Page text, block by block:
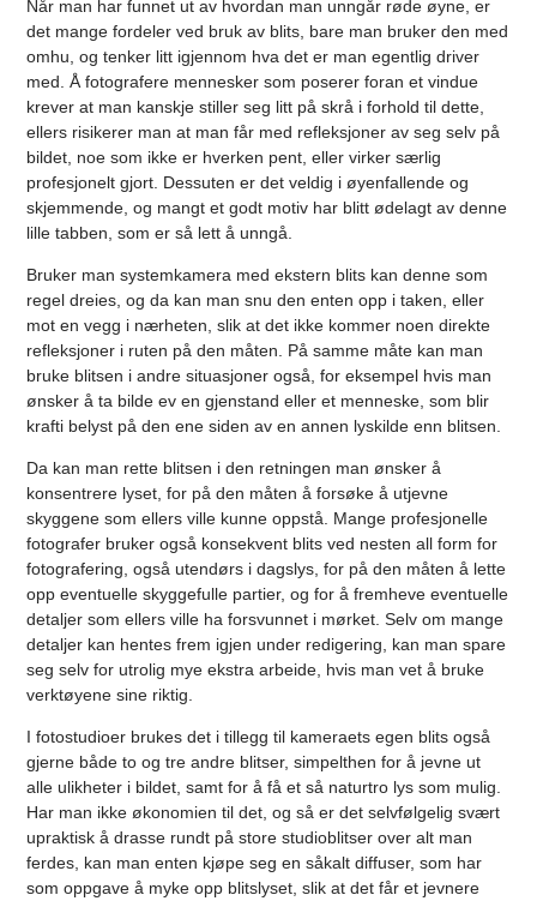
Når man har funnet ut av hvordan man unngår røde øyne, er
det mange fordeler ved bruk av blits, bare man bruker den med
omhu, og tenker litt igjennom hva det er man egentlig driver
med. Å fotografere mennesker som poserer foran et vindue
krever at man kanskje stiller seg litt på skrå i forhold til dette,
ellers risikerer man at man får med refleksjoner av seg selv på
bildet, noe som ikke er hverken pent, eller virker særlig
profesjonelt gjort. Dessuten er det veldig i øyenfallende og
skjemmende, og mangt et godt motiv har blitt ødelagt av denne
lille tabben, som er så lett å unngå.
Bruker man systemkamera med ekstern blits kan denne som
regel dreies, og da kan man snu den enten opp i taken, eller
mot en vegg i nærheten, slik at det ikke kommer noen direkte
refleksjoner i ruten på den måten. På samme måte kan man
bruke blitsen i andre situasjoner også, for eksempel hvis man
ønsker å ta bilde ev en gjenstand eller et menneske, som blir
krafti belyst på den ene siden av en annen lyskilde enn blitsen.
Da kan man rette blitsen i den retningen man ønsker å
konsentrere lyset, for på den måten å forsøke å utjevne
skyggene som ellers ville kunne oppstå. Mange profesjonelle
fotografer bruker også konsekvent blits ved nesten all form for
fotografering, også utendørs i dagslys, for på den måten å lette
opp eventuelle skyggefulle partier, og for å fremheve eventuelle
detaljer som ellers ville ha forsvunnet i mørket. Selv om mange
detaljer kan hentes frem igjen under redigering, kan man spare
seg selv for utrolig mye ekstra arbeide, hvis man vet å bruke
verktøyene sine riktig.
I fotostudioer brukes det i tillegg til kameraets egen blits også
gjerne både to og tre andre blitser, simpelthen for å jevne ut
alle ulikheter i bildet, samt for å få et så naturtro lys som mulig.
Har man ikke økonomien til det, og så er det selvfølgelig svært
upraktisk å drasse rundt på store studioblitser over alt man
ferdes, kan man enten kjøpe seg en såkalt diffuser, som har
som oppgave å myke opp blitslyset, slik at det får et jevnere